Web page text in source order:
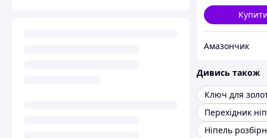
Амазончик
Дивись також
Ключ для
Ніпель